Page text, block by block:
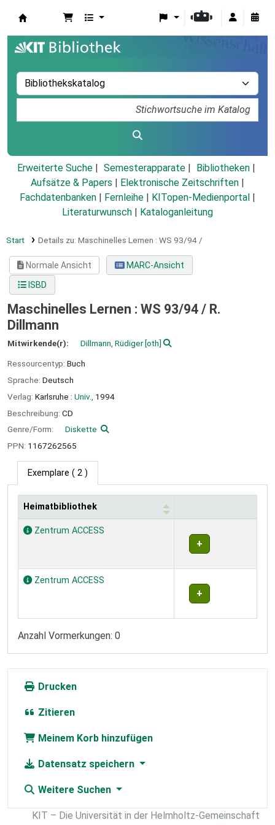
Erweiterte Suche Semesterapparate
Bibliotheken
Aufsätze & Papers
Elektronische Zeitschriften
Fachdatenbanken
Fernleihe KITopen-Medienportal
Literaturwunsch
Kataloganleitung
Start Details zu: Maschinelles Lernen : WS 93/94 /
Normale Ansicht
MARC-Ansicht
ISBD
Maschinelles Lernen : WS 93/94 / R.
Dillmann
Mitwirkende(r): Dillmann, Rüdiger[oth]
Ressourcentyp: Buch
Sprache: Deutsch
Verlag: Karlsruhe : Univ., 1994
Beschreibung: CD
Genre/Form:
Diskette
PPN: 1167262565
Exemplare ( 2 )
Exemplare
Heimatbibliothek
Zentrum ACCESS
Zentrum ACCESS
Anzahl Vormerkungen: 0
Drucken
Zitieren
Meinem Korb hinzufügen
Datensatz speichern
Weitere Suchen
KIT – Die Universität in der Helmholtz-Gemeinschaft